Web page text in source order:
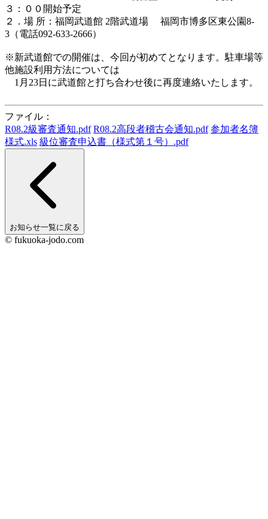
３：００開始予定
２．場 所：福岡武道館 2階武道場 福岡市博多区東公園8-
3（電話092-633-2666）
※新武道館での開催は、今回が初めてとなります。駐車場等
他施設利用方法については
1月23日に武道館と打ち合わせ後に再度連絡いたします。
ファイル：
R08.2級審査通知.pdf R08.2高段者稽古会通知.pdf 参加者名簿
様式.xls 級位審査申込書（様式第１号）.pdf
お知らせ一覧に戻る
© fukuoka-jodo.com